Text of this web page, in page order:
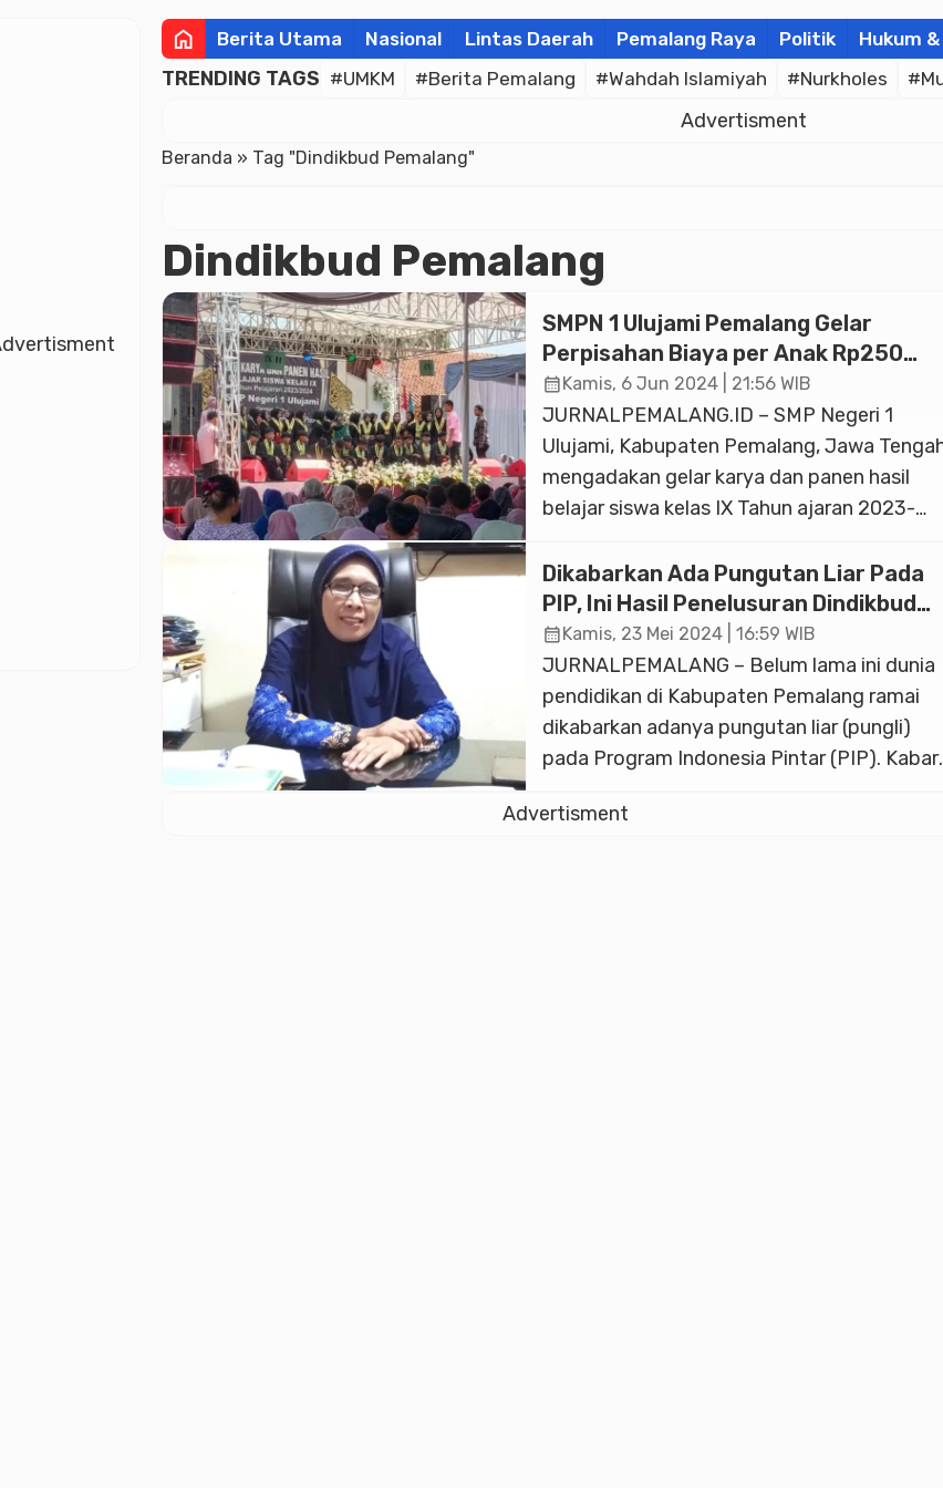
home Berita Utama Nasional Lintas Daerah Pemalang Raya Politik Hukum
TRENDING TAGS #UMKM #Berita Pemalang #Wahdah Islamiyah #Nurkholes
Advertisment
Beranda » Tag "Dindikbud Pemalang"
Dindikbud Pemalang
SMPN 1 Ulujami Pemalang Gelar
Perpisahan Biaya per Anak Rp250
Ribu. Wali Murid : untuk Macem-macem
Termasuk Ijazah
calendar_monthKamis, 6 Jun 2024 | 21:56 WIB
JURNALPEMALANG.ID – SMP Negeri 1
Ulujami, Kabupaten Pemalang, Jawa
mengadakan gelar karya dan panen hasil
belajar siswa kelas IX Tahun ajaran 2023-
(6/6/2024). Pantauan wartawan di lokasi,
acara tersebut nampak juga acara
pelepasan siswa-siswi kelas IX tahun ajaran
2023-2024. Prosesi acara pelepasan, digelar
ditengah-tengah acara gelar karya dengan
pengalungan […]
Dikabarkan Ada Pungutan Liar Pada
PIP, Ini Hasil Penelusuran Dindikbud
Pemalang
calendar_monthKamis, 23 Mei 2024 | 16:59 WIB
JURNALPEMALANG – Belum lama ini dunia
pendidikan di Kabupaten Pemalang ramai
dikabarkan adanya pungutan liar (pungli)
pada Program Indonesia Pintar (PIP). Kabar
Dasar (SD) Negeri di Kecamatan Pemalang,
Advertisment